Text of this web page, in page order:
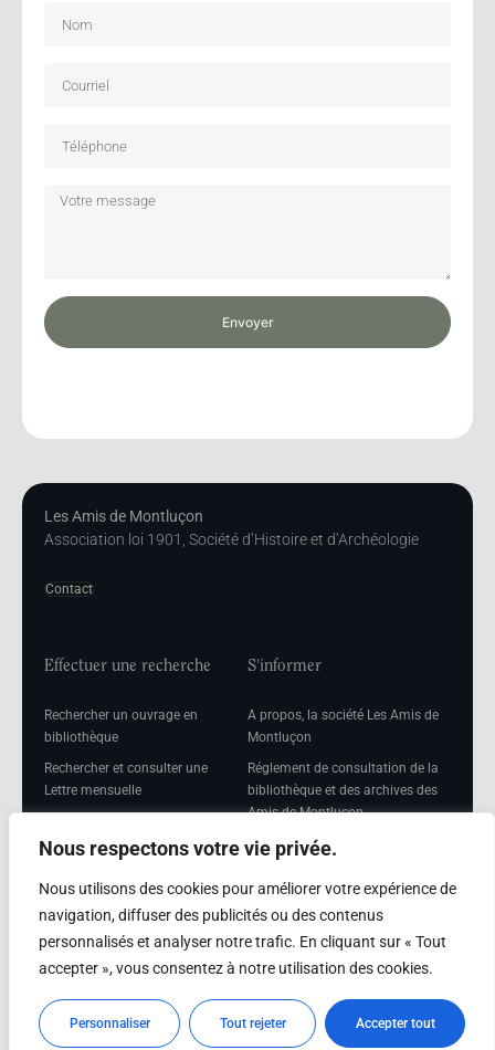
Nous respectons votre vie privée.
Nous utilisons des cookies pour améliorer votre expérience de
navigation, diffuser des publicités ou des contenus
personnalisés et analyser notre trafic. En cliquant sur « Tout
accepter », vous consentez à notre utilisation des cookies.
Personnaliser Tout rejeter Accepter tout
Envoyer
Les Amis de Montluçon
Association loi 1901, Société d’Histoire et d’Archéologie
Contact
Effectuer une recherche
Rechercher un ouvrage en
bibliothèque
Rechercher et consulter une
Lettre mensuelle
mensuelle
S'informer
A propos, la société Les Amis de
Montluçon
Réglement de consultation de la
bibliothèque et des archives des
Amis de Montluçon
Mentions légales
Adhérer